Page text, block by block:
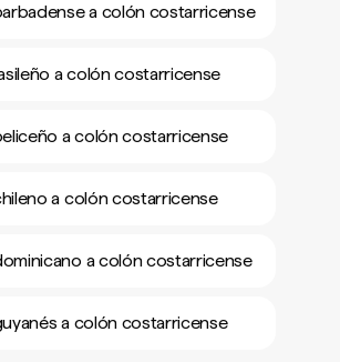
a colón costarricense
a colón costarricense
a colón costarricense
a colón costarricense
a colón costarricense
a colón costarricense